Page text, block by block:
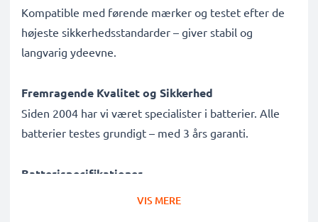
Kompatible med førende mærker og testet efter de
højeste sikkerhedsstandarder – giver stabil og
langvarig ydeevne.
Fremragende Kvalitet og Sikkerhed
Siden 2004 har vi været specialister i batterier. Alle
batterier testes grundigt – med 3 års garanti.
Batterispecifikationer
VIS MERE